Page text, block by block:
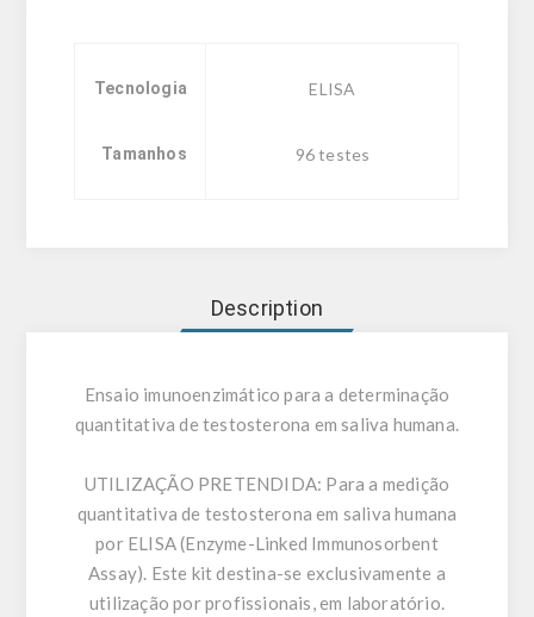
Tecnologia ELISA
Tamanhos 96 testes
Description
Ensaio imunoenzimático para a determinação
quantitativa de testosterona em saliva humana.
UTILIZAÇÃO PRETENDIDA: Para a medição
quantitativa de testosterona em saliva humana
por ELISA (Enzyme-Linked Immunosorbent
Assay). Este kit destina-se exclusivamente a
utilização por profissionais, em laboratório.